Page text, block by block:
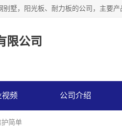
限公司
视频 公司介绍
简单